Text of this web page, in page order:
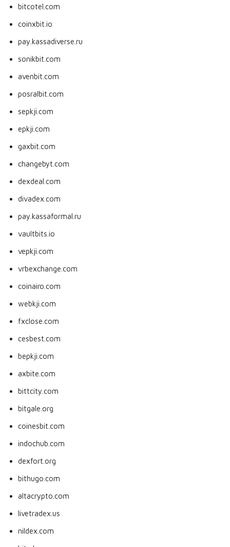
bitcotel.com
coinxbit.io
pay.kassadiverse.ru
sonikbit.com
avenbit.com
posralbit.com
sepkji.com
epkji.com
gaxbit.com
changebyt.com
dexdeal.com
divadex.com
pay.kassaformal.ru
vaultbits.io
vepkji.com
vrbexchange.com
coinairo.com
webkji.com
fxclose.com
cesbest.com
bepkji.com
axbite.com
bittcity.com
bitgale.org
coinesbit.com
indochub.com
dexfort.org
bithugo.com
altacrypto.com
livetradex.us
nildex.com